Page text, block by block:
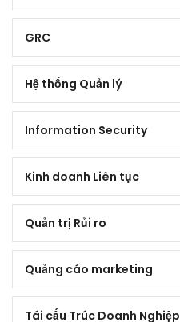
GRC
Hệ thống Quản lý
Information Security
Kinh doanh Liên tục
Quản trị Rủi ro
Quảng cáo marketing
Tái cấu Trúc Doanh Nghiệp